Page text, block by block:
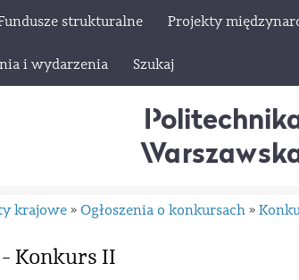
strukturalne Projekty
i wydarzenia Szukaj
krajowe » Ogłoszenia o konkursach »
Konkurs II